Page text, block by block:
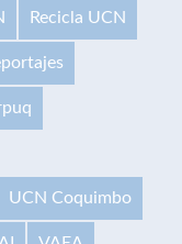
Recicla UCN
UCN Coquimbo